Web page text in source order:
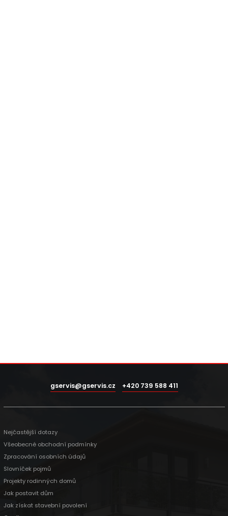
gservis@gservis.cz +420 739 588 411
Nejčastější dotazy
Všeobecné obchodní podmínky
Zpracování osobních údajů
Slovníček pojmů
Projekty rodinných domů
Jak postavit dům
Jak získat stavební povolení